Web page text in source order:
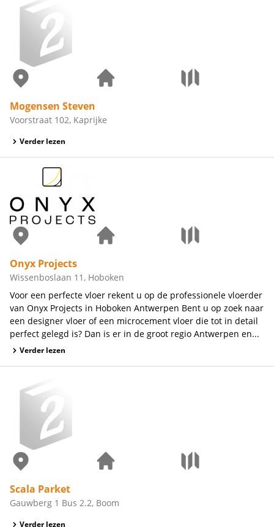
Mogensen Steven
Voorstraat 102, Kaprijke
Verder lezen
Onyx Projects
Wissenboslaan 11, Hoboken
Voor een perfecte vloer rekent u op de professionele vloerder
van Onyx Projects in Hoboken Antwerpen Bent u op zoek naar
een designer vloer of een microcement vloer die tot in detail
perfect gelegd is? Dan is er in de groot regio Antwerpen en...
Verder lezen
Scala Parket
Gauwberg 1 Bus 2.2, Boom
Verder lezen